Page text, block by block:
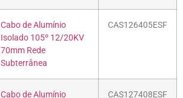
Cabo de Alumínio
Isolado 105º 12/20KV
70mm Rede
Subterrânea
CAS126405ESF
Cabo de Alumínio
CAS127408ESF